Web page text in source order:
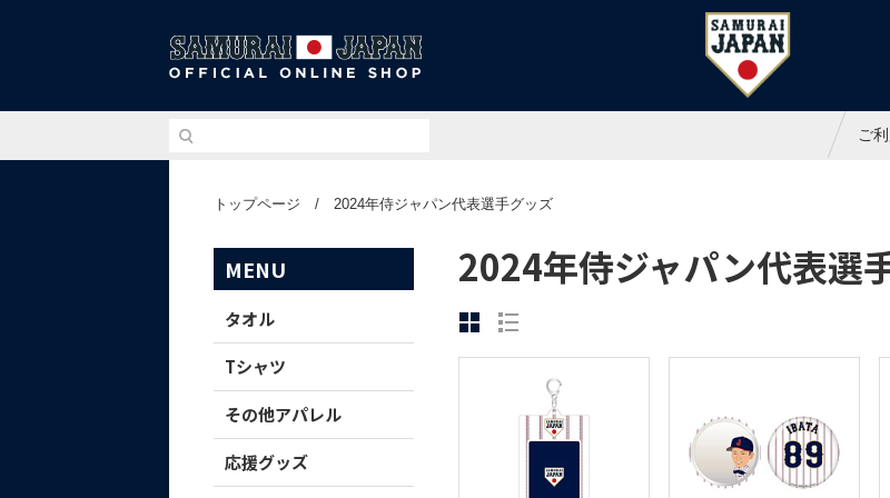
侍ジャパンオフィシャルオンラ
ご
トップページ / 2024年侍ジャパン代表選手グッズ
MENU
タオル
Tシャツ
その他アパレル
応援グッズ
2024年侍ジャパン代表選